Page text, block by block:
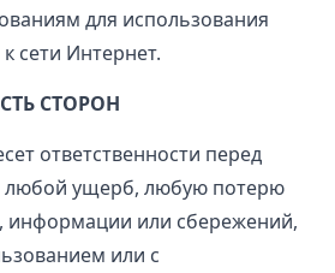
для использования
сети Интернет.
СТОРОН
ответственности перед
любой ущерб, любую потерю
информации или сбережений,
или с